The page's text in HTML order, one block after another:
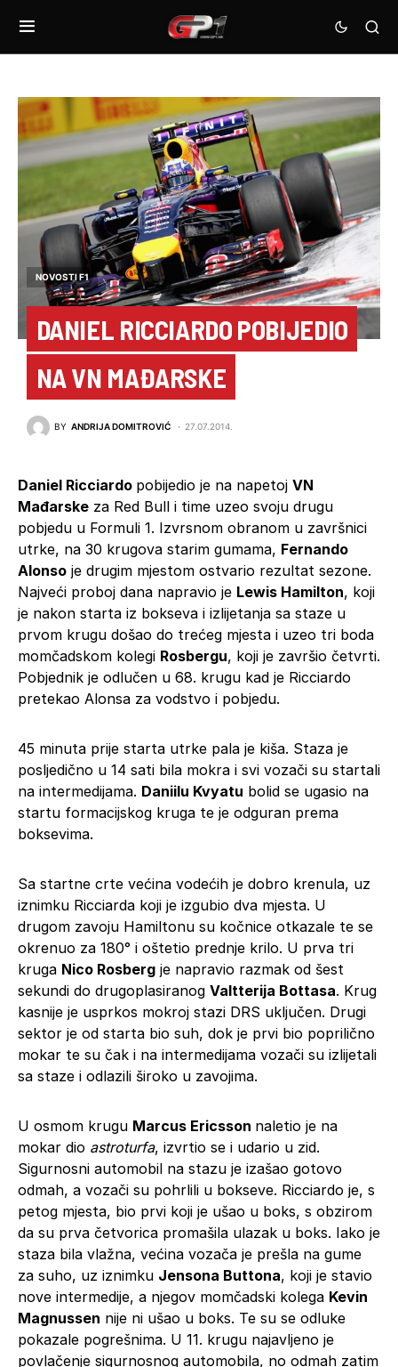
NOVOSTI F1
DANIEL RICCIARDO POBIJEDIO
NA VN MAĐARSKE
BY ANDRIJA DOMITROVIĆ 27.07.2014.
Daniel Ricciardo pobijedio je na napetoj VN
Mađarske za Red Bull i time uzeo svoju drugu
pobjedu u Formuli 1. Izvrsnom obranom u završnici
utrke, na 30 krugova starim gumama, Fernando
Alonso je drugim mjestom ostvario rezultat sezone.
Najveći proboj dana napravio je Lewis Hamilton, koji
je nakon starta iz bokseva i izlijetanja sa staze u
prvom krugu došao do trećeg mjesta i uzeo tri boda
momčadskom kolegi Rosbergu, koji je završio četvrti.
Pobjednik je odlučen u 68. krugu kad je Ricciardo
pretekao Alonsa za vodstvo i pobjedu.
45 minuta prije starta utrke pala je kiša. Staza je
posljedično u 14 sati bila mokra i svi vozači su startali
na intermedijama. Daniilu Kvyatu bolid se ugasio na
startu formacijskog kruga te je odguran prema
boksevima.
Sa startne crte većina vodećih je dobro krenula, uz
iznimku Ricciarda koji je izgubio dva mjesta. U
drugom zavoju Hamiltonu su kočnice otkazale te se
okrenuo za 180° i oštetio prednje krilo. U prva tri
kruga Nico Rosberg je napravio razmak od šest
sekundi do drugoplasiranog Valtterija Bottasa. Krug
kasnije je usprkos mokroj stazi DRS uključen. Drugi
sektor je od starta bio suh, dok je prvi bio poprilično
mokar te su čak i na intermedijama vozači su izlijetali
sa staze i odlazili široko u zavojima.
U osmom krugu Marcus Ericsson naletio je na
mokar dio astroturfa, izvrtio se i udario u zid.
Sigurnosni automobil na stazu je izašao gotovo
odmah, a vozači su pohrlili u bokseve. Ricciardo je, s
petog mjesta, bio prvi koji je ušao u boks, s obzirom
da su prva četvorica promašila ulazak u boks. Iako je
staza bila vlažna, većina vozača je prešla na gume
za suho, uz iznimku Jensona Buttona, koji je stavio
nove intermedije, a njegov momčadski kolega Kevin
Magnussen nije ni ušao u boks. Te su se odluke
pokazale pogrešnima. U 11. krugu najavljeno je
povlačenje sigurnosnog automobila, no odmah zatim